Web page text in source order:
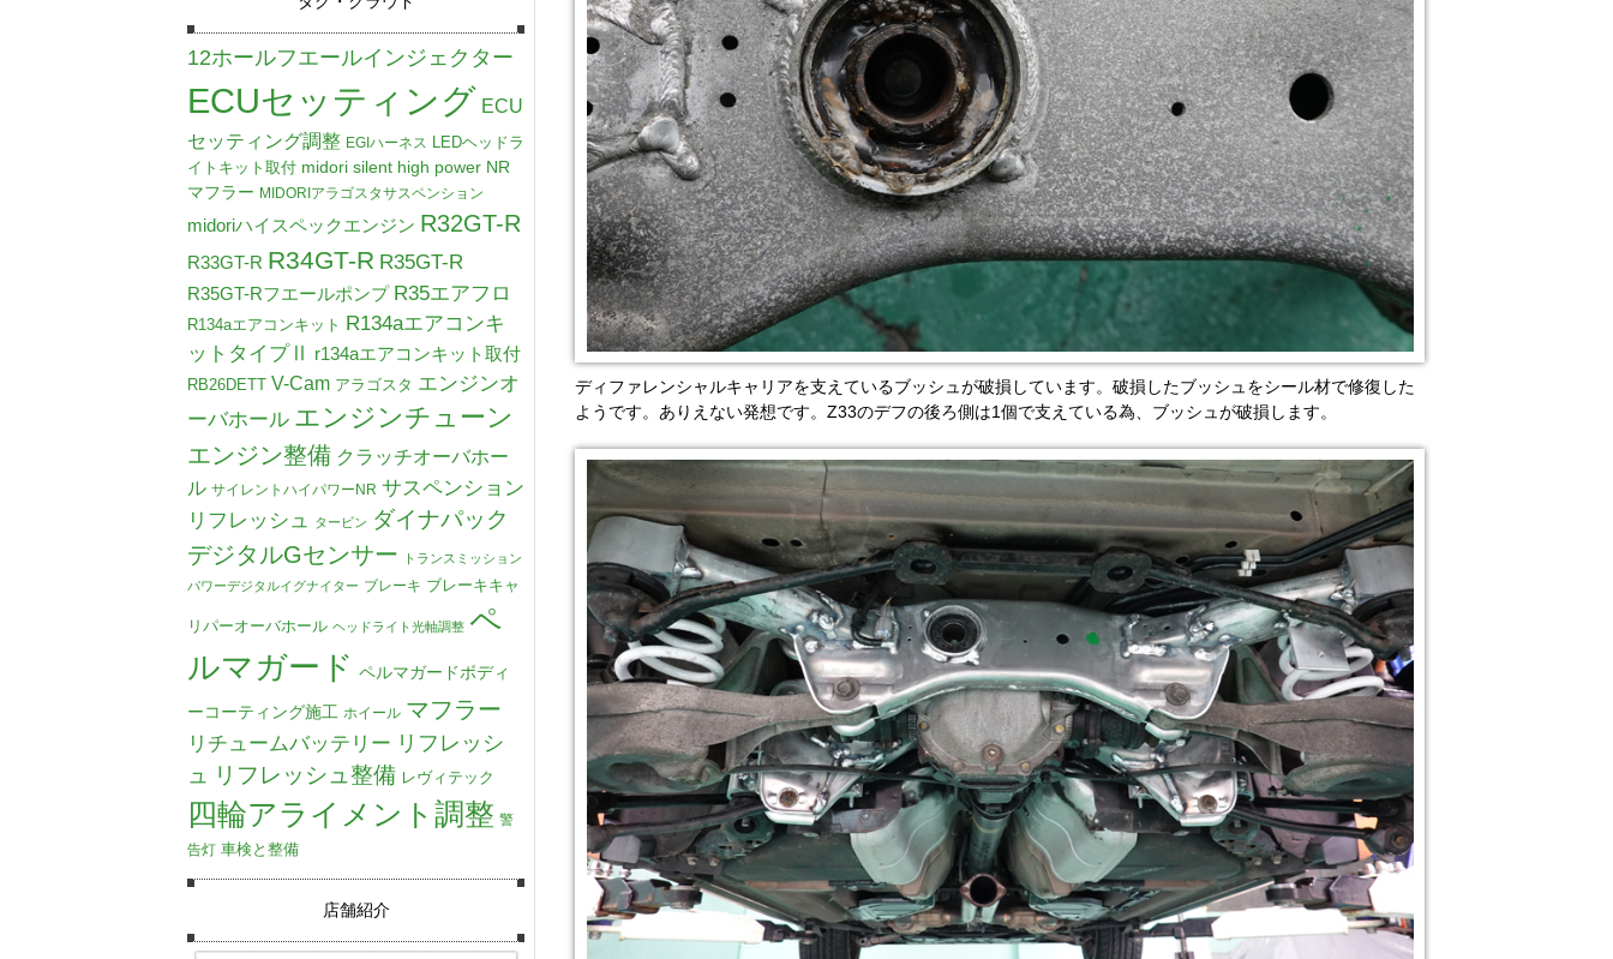
ディファレンシャルキャリアを支えているブッシュが破損しています。破損したブッシュをシール材で修復した
ようです。ありえない発想です。Z33のデフの後ろ側は1個で支えている為、ブッシュが破損します。
12ホールフエールインジェクター
ECUセッティング ECU
セッティング調整 EGIハーネス LEDヘッドラ
イトキット取付 midori silent high power NR
マフラー MIDORIアラゴスタサスペンション
midoriハイスペックエンジン R32GT-R
R33GT-R R34GT-R R35GT-R
R35GT-Rフエールポンプ R35エアフロ
R134aエアコンキット R134aエアコンキ
ットタイプⅡ
r134aエアコンキット取付
RB26DETT V-Cam アラゴスタ エンジンオ
ーバホール エンジンチューン
エンジン整備 クラッチオーバホー
ル サイレントハイパワーNR サスペンション
リフレッシュ
タービン ダイナパック
デジタルGセンサー
トランスミッション
パワーデジタルイグナイター ブレーキ ブレーキキャ
リパーオーバホール ヘッドライト光軸調整 ペ
ルマガード ペルマガードボディ
ーコーティング施工 ホイール マフラー
リチュームバッテリー リフレッシ
ュ
リフレッシュ整備 レヴィテック
四輪アライメント調整 警
告灯 車検と整備
店舗紹介